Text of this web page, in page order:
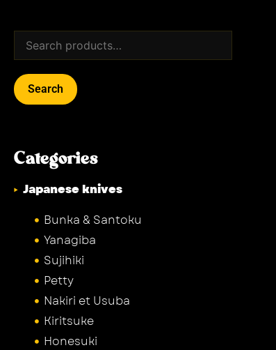
Search
Categories
Japanese knives
Bunka & Santoku
Yanagiba
Sujihiki
Petty
Nakiri et Usuba
Kiritsuke
Honesuki